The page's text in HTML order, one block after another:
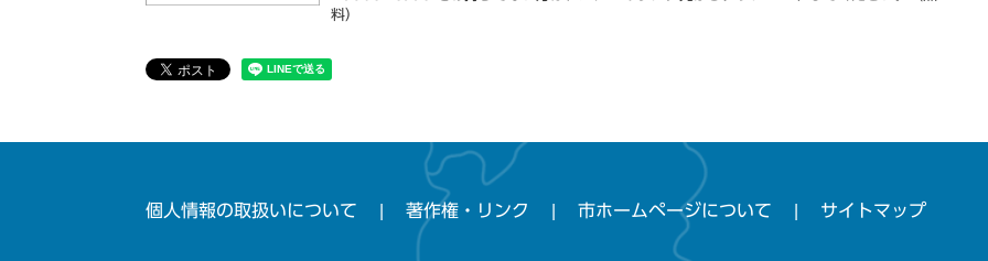
料）
個人情報の取扱いについて 著作権・リンク 市ホームページについて サイトマップ